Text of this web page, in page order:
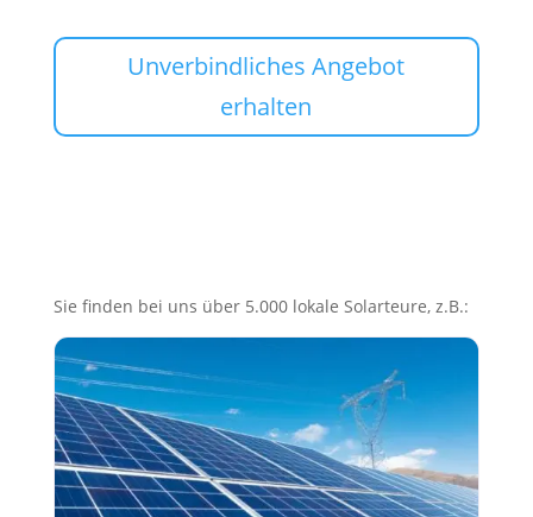
Unverbindliches Angebot
erhalten
Sie finden bei uns über 5.000 lokale Solarteure, z.B.: